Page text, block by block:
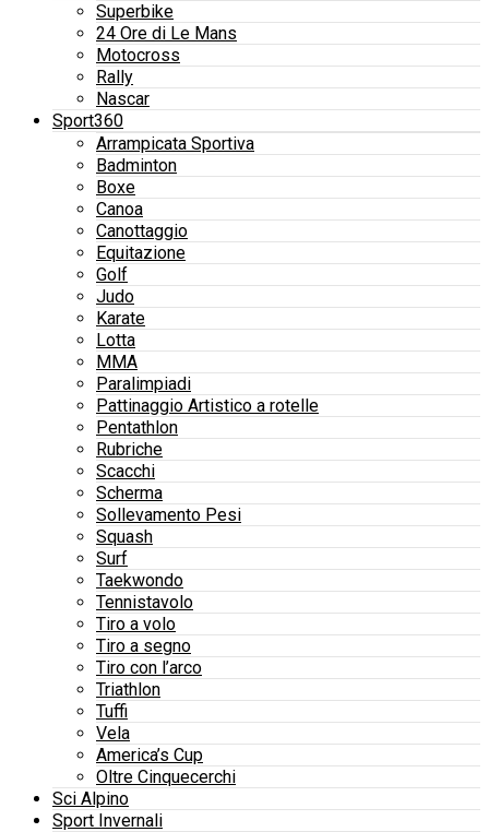
Superbike
24 Ore di Le Mans
Motocross
Rally
Nascar
Sport360
Arrampicata Sportiva
Badminton
Boxe
Canoa
Canottaggio
Equitazione
Golf
Judo
Karate
Lotta
MMA
Paralimpiadi
Pattinaggio Artistico a rotelle
Pentathlon
Rubriche
Scacchi
Scherma
Sollevamento Pesi
Squash
Surf
Taekwondo
Tennistavolo
Tiro a volo
Tiro a segno
Tiro con l’arco
Triathlon
Tuffi
Vela
America’s Cup
Oltre Cinquecerchi
Sci Alpino
Sport Invernali